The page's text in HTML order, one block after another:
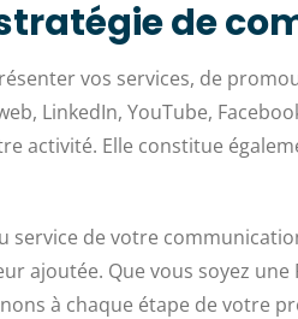
de
vos services, de
LinkedIn, YouTube,
activité. Elle constitue
service de votre
ajoutée. Que vous soyez
à chaque étape de votre